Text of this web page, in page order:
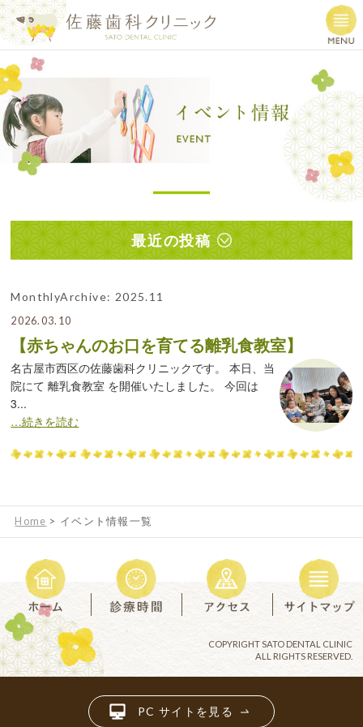
最近の投稿
MonthlyArchive: 2025.11
2026.03.10
【赤ちゃんのお口を育てる離乳食教室】
名古屋市西区の佐藤歯科クリニックです。 本日、当
院にて 離乳食教室 を開催いたしました。 今回は
3...
…続きを読む
Home > イベント情報一覧
COPYRIGHT SATO DENTAL CLINIC
ALL RIGHTS RESERVED.
PC サイトを見る